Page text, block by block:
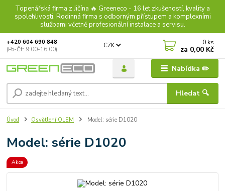
Topenářská firma z Jičína 🔥 Greeneco - 16 let zkušeností, kvality a
spolehlivosti. Rodinná firma s odborným přístupem a komplexními
službami včetně profesionální instalace a servisu.
Nabídka ✏️
CZK
Hledat 🔍
+420 604 690 848
(Po-Čt: 9:00-16:00)
0 ks
za 0,00 Kč
Úvod Osvětlení OLEM Model: série D1020
Model: série D1020
Akce